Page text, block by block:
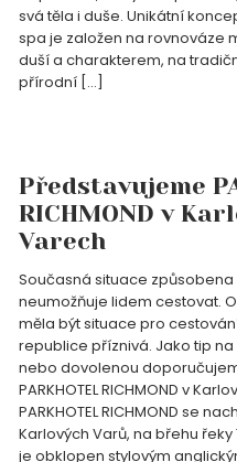
svá těla i duše. Unikátní
spa je založen na rovnováze
duší a charakterem, na
přírodní […]
Představujeme
RICHMOND v
Varech
Současná situace
neumožňuje lidem cestovat.
měla být situace pro
republice příznivá. Jako tip
nebo dovolenou
PARKHOTEL RICHMOND v
PARKHOTEL RICHMOND se
Karlových Varů, na břehu řeky
je obklopen stylovým